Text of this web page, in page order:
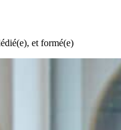
et formé(e)